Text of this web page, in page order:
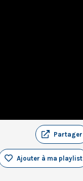
Partager
Ajouter à ma playlist